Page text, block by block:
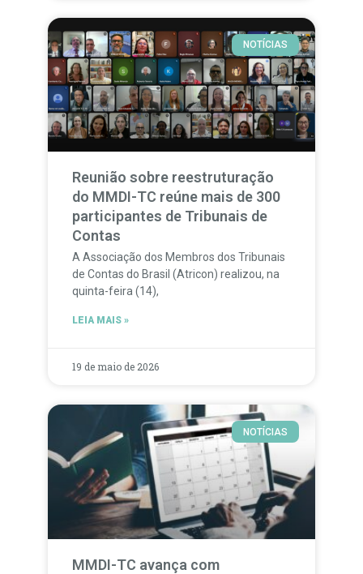
NOTÍCIAS
Reunião sobre reestruturação
do MMDI-TC reúne mais de 300
participantes de Tribunais de
Contas
A Associação dos Membros dos Tribunais
de Contas do Brasil (Atricon) realizou, na
quinta-feira (14),
LEIA MAIS »
19 de maio de 2026
NOTÍCIAS
MMDI-TC avança com